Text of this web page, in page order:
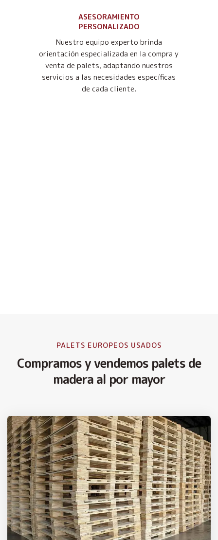
ASESORAMIENTO
PERSONALIZADO
Nuestro equipo experto brinda
orientación especializada en la compra y
venta de palets, adaptando nuestros
servicios a las necesidades específicas
de cada cliente.
PALETS EUROPEOS USADOS
Compramos y vendemos palets de
madera al por mayor